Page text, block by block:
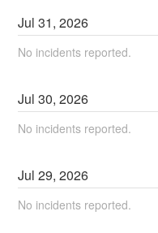
Jul31,2026
No incidents reported.
Jul30,2026
No incidents reported.
Jul29,2026
No incidents reported.